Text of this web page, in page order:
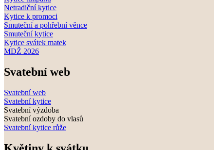
Netradiční kytice
Kytice k promoci
Smuteční a pohřební věnce
Smuteční kytice
Kytice svátek matek
MDŽ 2026
Svatební web
Svatební web
Svatební kytice
Svatební výzdoba
Svatební ozdoby do vlasů
Svatební kytice růže